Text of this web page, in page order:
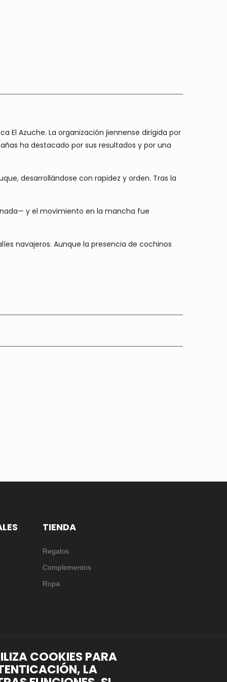
El Azuche. La organización jiennense dirigida por
ha destacado por sus resultados y por una
desarrollándose con rapidez y orden. Tras la
y el movimiento en la mancha fue
navajeros. Aunque la presencia de cochinos
TIENDA
Regalos
Complementos
Ropa
COOKIES PARA
LA